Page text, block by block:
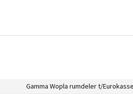
Gamma Wopla rumdeler t/